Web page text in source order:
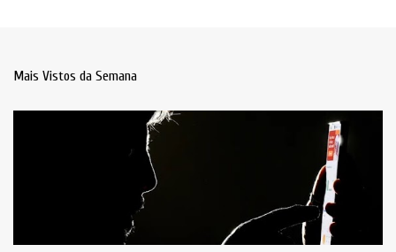
Mais Vistos da Semana